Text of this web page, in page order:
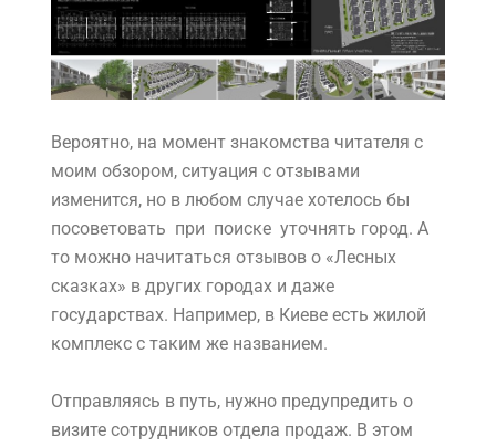
Вероятно, на момент знакомства читателя с
моим обзором, ситуация с отзывами
изменится, но в любом случае хотелось бы
посоветовать при поиске уточнять город. А
то можно начитаться отзывов о «Лесных
сказках» в других городах и даже
государствах. Например, в Киеве есть жилой
комплекс с таким же названием.
Отправляясь в путь, нужно предупредить о
визите сотрудников отдела продаж. В этом